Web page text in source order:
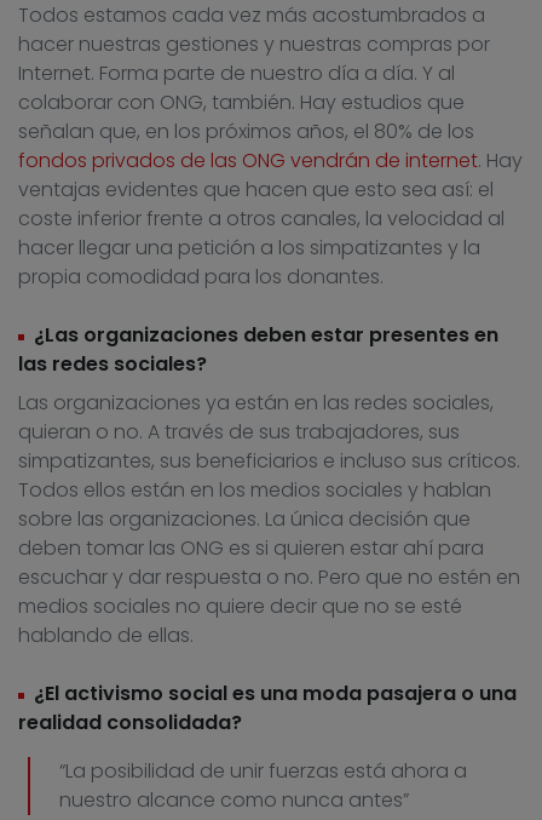
Todos estamos cada vez más acostumbrados a
hacer nuestras gestiones y nuestras compras por
Internet. Forma parte de nuestro día a día. Y al
colaborar con ONG, también. Hay estudios que
señalan que, en los próximos años, el 80% de los
fondos privados de las ONG vendrán de internet. Hay
ventajas evidentes que hacen que esto sea así: el
coste inferior frente a otros canales, la velocidad al
hacer llegar una petición a los simpatizantes y la
propia comodidad para los donantes.
¿Las organizaciones deben estar presentes en
las redes sociales?
Las organizaciones ya están en las redes sociales,
quieran o no. A través de sus trabajadores, sus
simpatizantes, sus beneficiarios e incluso sus críticos.
Todos ellos están en los medios sociales y hablan
sobre las organizaciones. La única decisión que
deben tomar las ONG es si quieren estar ahí para
escuchar y dar respuesta o no. Pero que no estén en
medios sociales no quiere decir que no se esté
hablando de ellas.
¿El activismo social es una moda pasajera o una
realidad consolidada?
“La posibilidad de unir fuerzas está ahora a
nuestro alcance como nunca antes”